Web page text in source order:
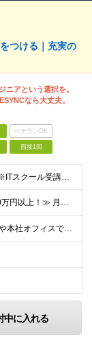
つける｜充実の
ニアという選択を。
なら大丈夫。
ベテランOK
面接1回
◆完全未経験歓迎・学歴不問 ※ITスクール受講歴・資格・実務経験は一切不問です ＼こんな方にピッタリの会社です／ □生成AIのニュースを見て、手に職をつけたいと思った □ITの知識はないけど、やるか
≪実務未経験でも想定年収400万円以上！≫ 月給25万円～＋賞与年4ヵ月分(業績により変動する場合もあります) ★スキルや経験を考慮の上、優遇します ★上記月給は固定残業代30時間分(月4万800
≪リモート率84％！≫ ご自宅や本社オフィスでの在宅勤務、または東京23区内を中心とした首都圏のクライアント先での勤務 ■本社：東京都文京区後楽1-1-5 水道橋外堀通ビル2F ★研修中は本社勤務
中に入れる